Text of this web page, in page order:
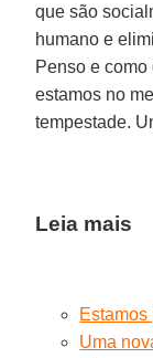
que são
humano e
Penso e
estamos no
tempestade.
Leia mais
Uma